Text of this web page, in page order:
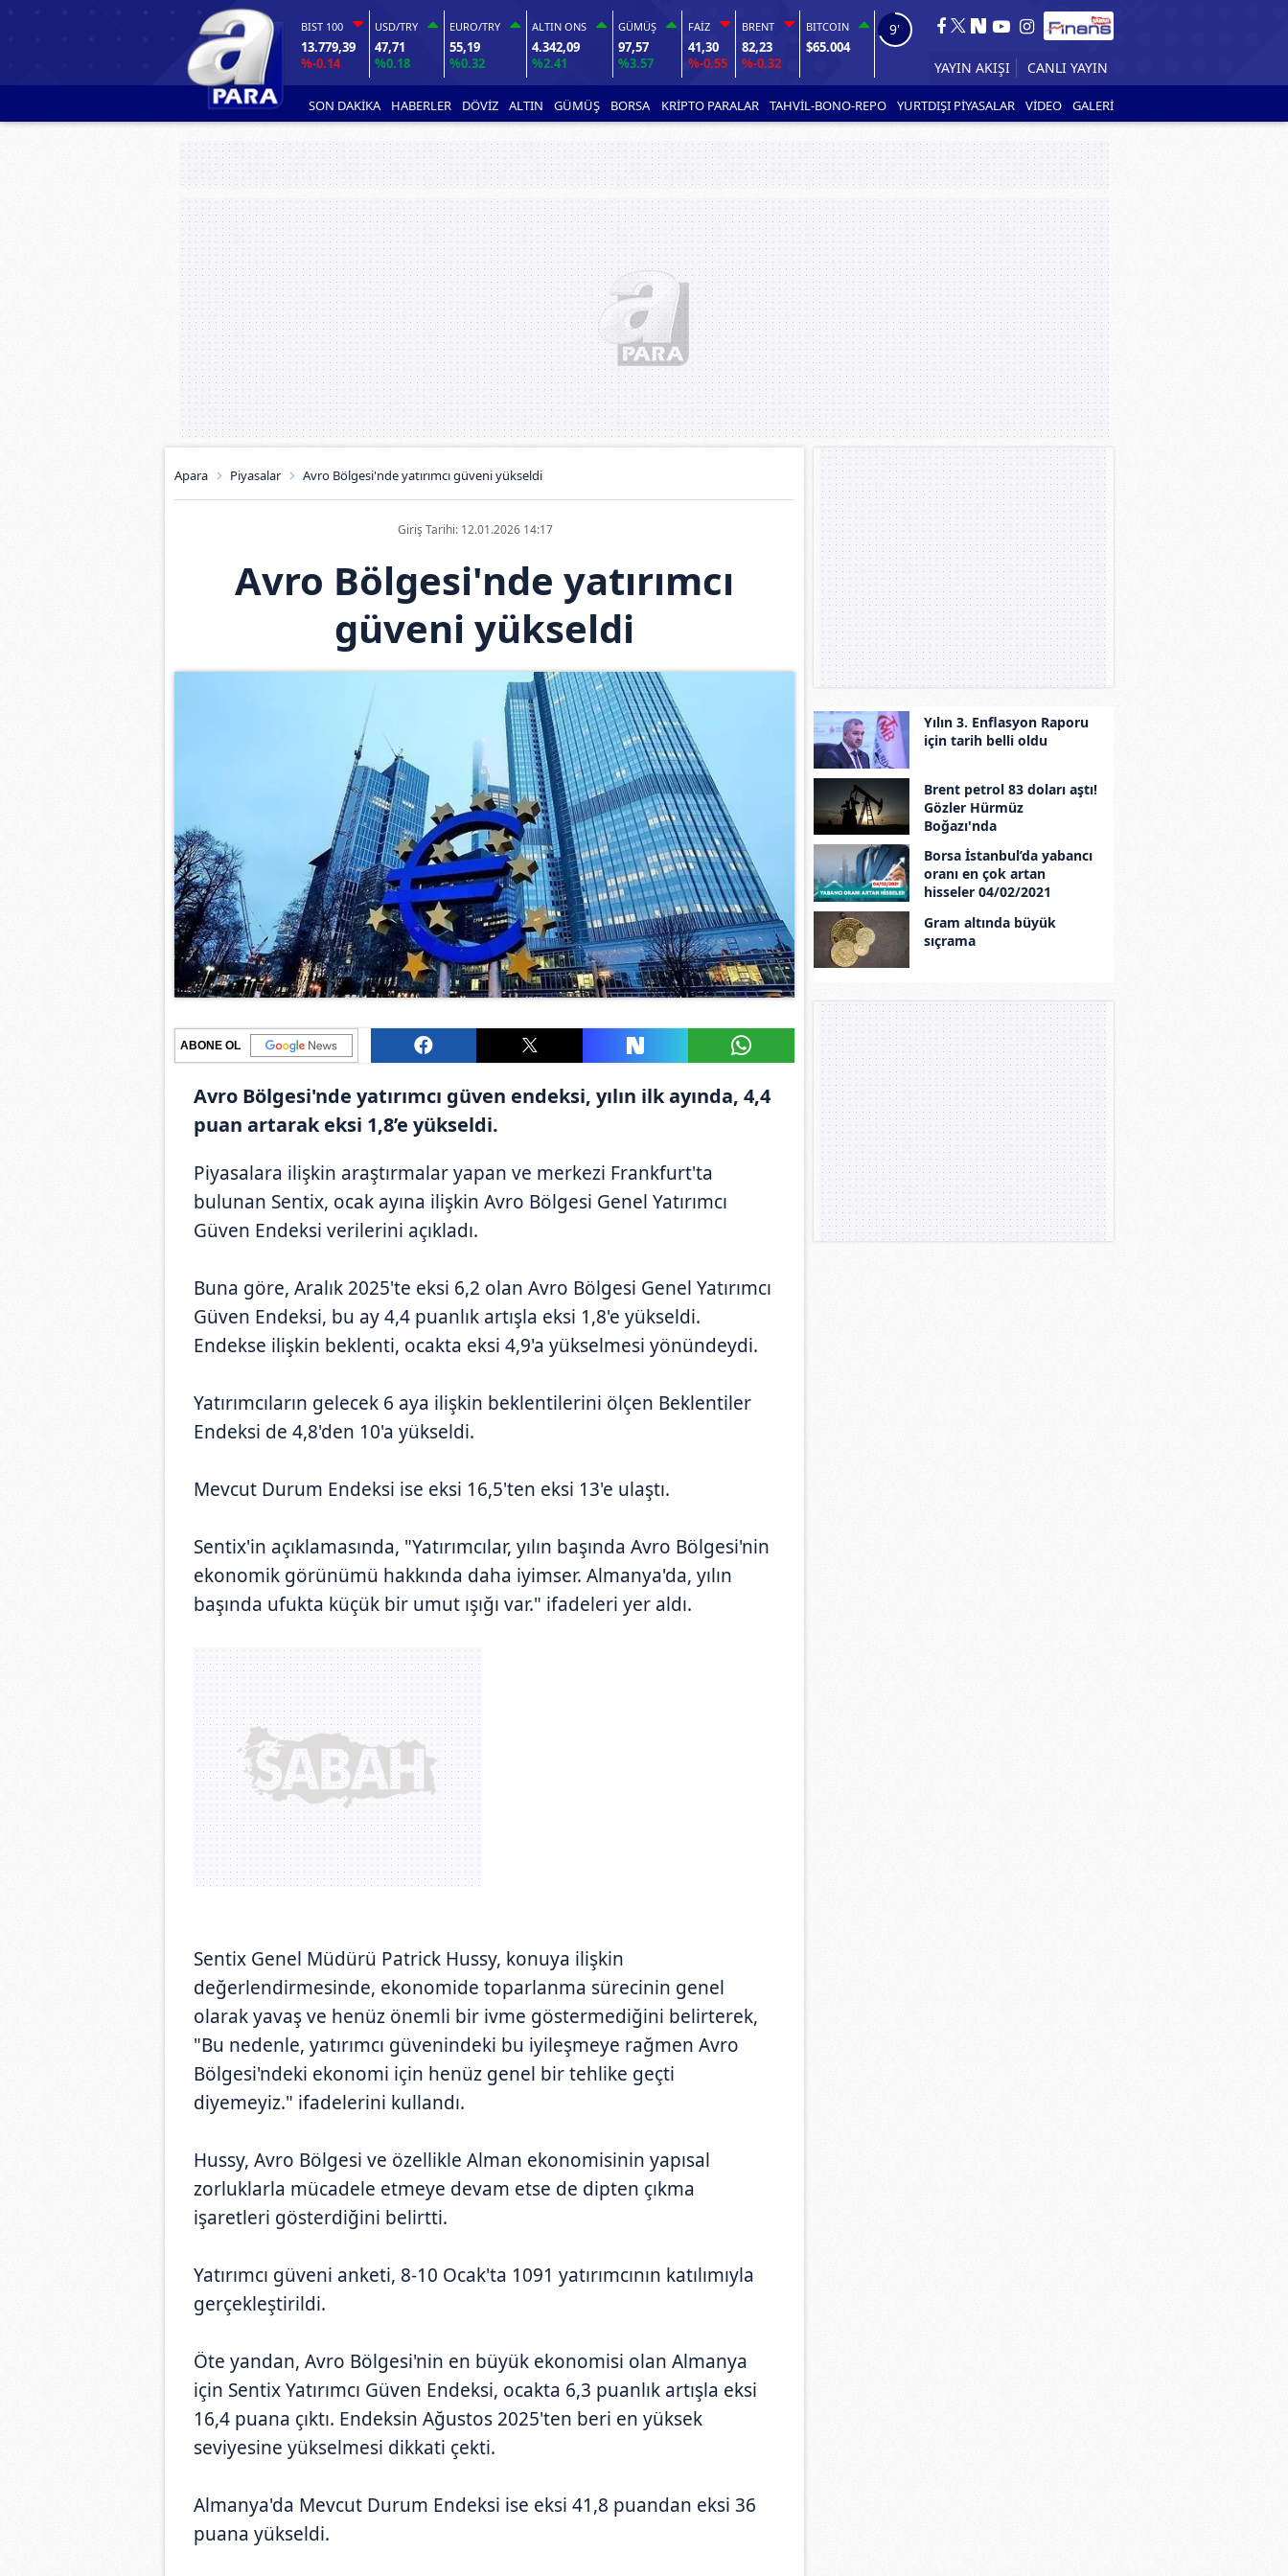
BIST 100
13.779,39
%-0.14
USD/TRY
47,71
%0.18
EURO/TRY
55,19
%0.32
ALTIN ONS
4.342,09
%2.41
GÜMÜŞ
97,57
%3.57
FAİZ
41,30
%-0.55
BRENT
82,23
%-0.32
BITCOIN
$65.004
8'
YAYIN AKIŞI
SON DAKİKA HABERLER DÖVİZ ALTIN GÜMÜŞ BORSA KRİPTO PARALAR TAHVİL-BONO-REPO YURTDIŞI PİYASALAR VİDEO GALERİ
Apara Piyasalar Avro Bölgesi'nde yatırımcı güveni yükseldi
Giriş Tarihi: 12.01.2026 14:17
Avro Bölgesi'nde yatırımcı
güveni yükseldi
ABONE OL
Avro Bölgesi'nde yatırımcı güven endeksi, yılın ilk ayında, 4,4
puan artarak eksi 1,8’e yükseldi.
Piyasalara ilişkin araştırmalar yapan ve merkezi Frankfurt'ta
bulunan Sentix, ocak ayına ilişkin Avro Bölgesi Genel Yatırımcı
Güven Endeksi verilerini açıkladı.
Buna göre, Aralık 2025'te eksi 6,2 olan Avro Bölgesi Genel Yatırımcı
Güven Endeksi, bu ay 4,4 puanlık artışla eksi 1,8'e yükseldi.
Endekse ilişkin beklenti, ocakta eksi 4,9'a yükselmesi yönündeydi.
Yatırımcıların gelecek 6 aya ilişkin beklentilerini ölçen Beklentiler
Endeksi de 4,8'den 10'a yükseldi.
Mevcut Durum Endeksi ise eksi 16,5'ten eksi 13'e ulaştı.
Sentix'in açıklamasında, "Yatırımcılar, yılın başında Avro Bölgesi'nin
ekonomik görünümü hakkında daha iyimser. Almanya'da, yılın
başında ufukta küçük bir umut ışığı var." ifadeleri yer aldı.
Sentix Genel Müdürü Patrick Hussy, konuya ilişkin
değerlendirmesinde, ekonomide toparlanma sürecinin genel
olarak yavaş ve henüz önemli bir ivme göstermediğini belirterek,
"Bu nedenle, yatırımcı güvenindeki bu iyileşmeye rağmen Avro
Bölgesi'ndeki ekonomi için henüz genel bir tehlike geçti
diyemeyiz." ifadelerini kullandı.
Hussy, Avro Bölgesi ve özellikle Alman ekonomisinin yapısal
zorluklarla mücadele etmeye devam etse de dipten çıkma
işaretleri gösterdiğini belirtti.
Yatırımcı güveni anketi, 8-10 Ocak'ta 1091 yatırımcının katılımıyla
gerçekleştirildi.
Öte yandan, Avro Bölgesi'nin en büyük ekonomisi olan Almanya
için Sentix Yatırımcı Güven Endeksi, ocakta 6,3 puanlık artışla eksi
16,4 puana çıktı. Endeksin Ağustos 2025'ten beri en yüksek
seviyesine yükselmesi dikkati çekti.
Almanya'da Mevcut Durum Endeksi ise eksi 41,8 puandan eksi 36
puana yükseldi.
Yılın 3. Enflasyon Raporu
için tarih belli oldu
Brent petrol 83 doları aştı!
Gözler Hürmüz
Boğazı'nda
Borsa İstanbul’da yabancı
oranı en çok artan
hisseler 04/02/2021
Gram altında büyük
sıçrama